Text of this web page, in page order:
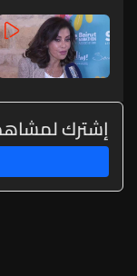
إشترك